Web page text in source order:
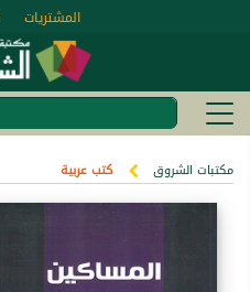
المشتريات
مكتبات الشروق كتب عربية